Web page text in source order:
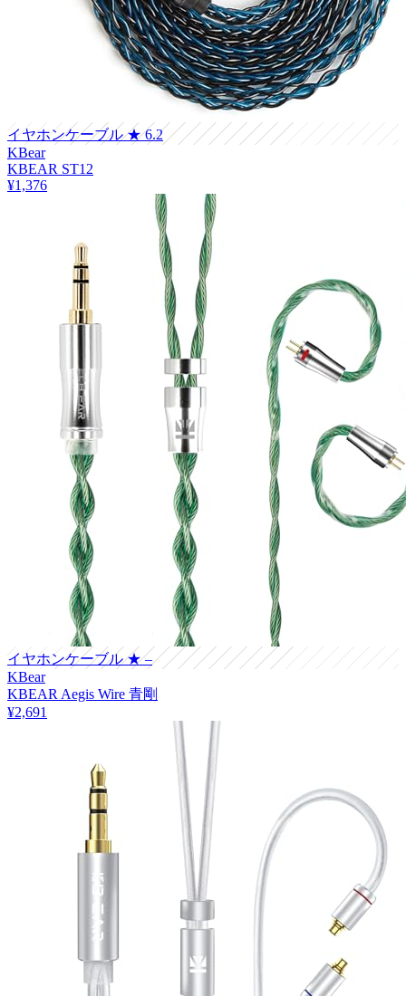
イヤホンケーブル ★ 6.2
KBear
KBEAR ST12
¥1,376
イヤホンケーブル ★ –
KBear
KBEAR Aegis Wire 青剛
¥2,691